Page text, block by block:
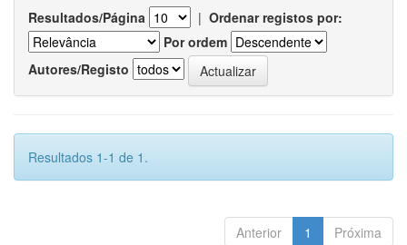
Resultados/Página | Ordenar registos por:
Por ordem
Autores/Registo
Resultados 1-1 de 1.
Anterior 1 Próxima